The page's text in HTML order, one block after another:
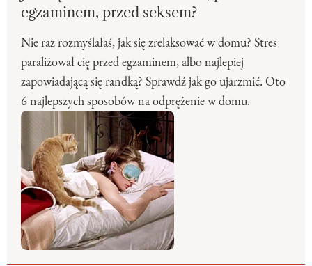
egzaminem, przed seksem?
Nie raz rozmyślałaś, jak się zrelaksować w domu? Stres
paraliżował cię przed egzaminem, albo najlepiej
zapowiadającą się randką? Sprawdź jak go ujarzmić. Oto
6 najlepszych sposobów na odprężenie w domu.